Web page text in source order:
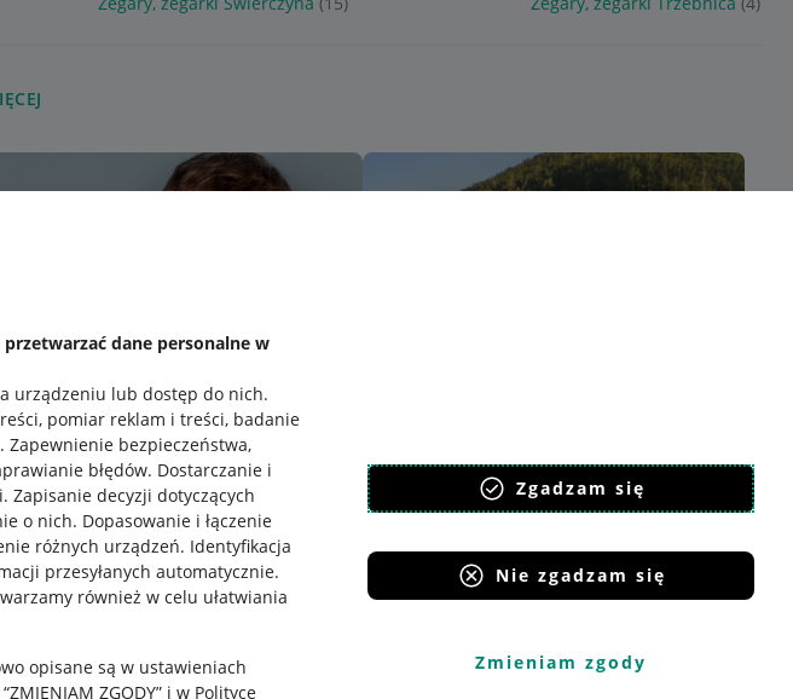
dane personalne w
urządzeniu lub dostęp do nich.
pomiar reklam i treści, badanie
. Zapewnienie bezpieczeństwa,
błędów. Dostarczanie i
. Zapisanie decyzji dotyczących
o nich. Dopasowanie i łączenie
różnych urządzeń. Identyfikacja
przesyłanych automatycznie.
również w celu ułatwiania
opisane są w ustawieniach
ZGODY” i w Polityce
Zgadzam się
Nie zgadzam się
Zmieniam zgody
aplikację